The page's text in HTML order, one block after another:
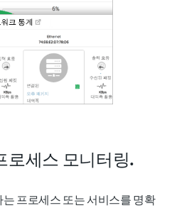
로세스 모니터링.
프로세스 또는 서비스를 명확